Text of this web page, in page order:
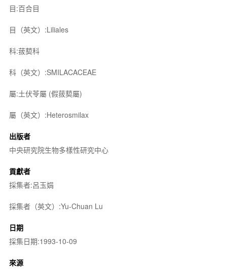
目:百合目
目（英文）:Liliales
科:菝葜科
科（英文）:SMILACACEAE
屬:土伏苓屬 (假菝葜屬)
屬（英文）:Heterosmilax
出版者
中央研究院生物多樣性研究中心
貢獻者
採集者:呂玉娟
採集者（英文）:Yu-Chuan Lu
日期
採集日期:1993-10-09
來源